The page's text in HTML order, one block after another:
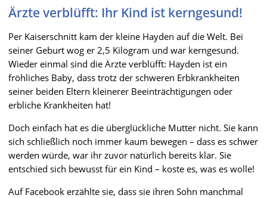
Ärzte verblüfft: Ihr Kind ist kerngesund!
Per Kaiserschnitt kam der kleine Hayden auf die Welt. Bei
seiner Geburt wog er 2,5 Kilogram und war kerngesund.
Wieder einmal sind die Ärzte verblüfft: Hayden ist ein
fröhliches Baby, dass trotz der schweren Erbkrankheiten
seiner beiden Eltern kleinerer Beeinträchtigungen oder
erbliche Krankheiten hat!
Doch einfach hat es die überglückliche Mutter nicht. Sie kann
sich schließlich noch immer kaum bewegen – dass es schwer
werden würde, war ihr zuvor natürlich bereits klar. Sie
entschied sich bewusst für ein Kind – koste es, was es wolle!
Auf Facebook erzählte sie, dass sie ihren Sohn manchmal